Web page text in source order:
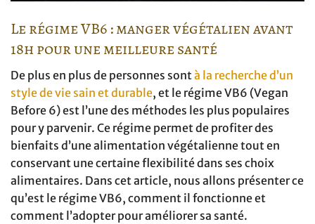
Le régime VB6 : manger végétalien avant
18h pour une meilleure santé
De plus en plus de personnes sontà la recherche d’un
style de vie sain et durable, et le régime VB6 (Vegan
Before 6) est l’une des méthodes les plus populaires
pour y parvenir. Ce régime permet de profiter des
bienfaits d’une alimentation végétalienne tout en
conservant une certaine flexibilité dans ses choix
alimentaires. Dans cet article, nous allons présenter ce
qu’est le régime VB6, comment il fonctionne et
comment l’adopter pour améliorer sa santé.